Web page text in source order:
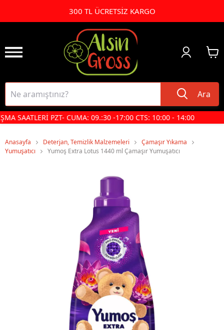
300 TL ÜCRETSİZ KARGO
Ara
SAATLERİ PZT- CUMA: 09.:30 -17:00 CTS: 10:00 - 14:00
Anasayfa Deterjan, Temizlik Malzemeleri
Çamaşır Yıkama
Yumuşatıcı
Yumoş Extra Lotus 1440 ml Çamaşır Yumuşatıcı